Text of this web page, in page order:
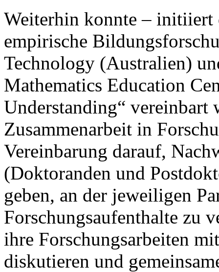
Weiterhin konnte – initiiert
empirische
Technology (Australien)
Mathematics Education
Understanding“ vereinbart
Zusammenarbeit in
Vereinbarung darauf,
(Doktoranden und
geben, an der jeweiligen
Forschungsaufenthalte zu
ihre Forschungsarbeiten
diskutieren und